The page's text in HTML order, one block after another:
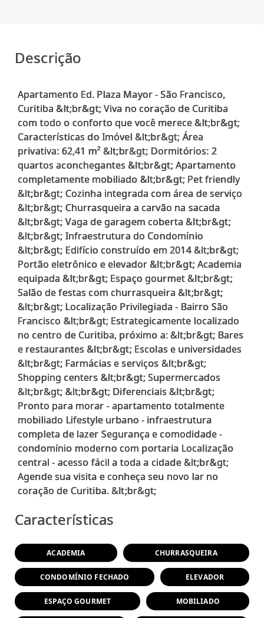
Descrição
Apartamento Ed. Plaza Mayor - São Francisco,
Curitiba &lt;br&gt; Viva no coração de Curitiba
com todo o conforto que você merece &lt;br&gt;
Características do Imóvel &lt;br&gt; Área
privativa: 62,41 m² &lt;br&gt; Dormitórios: 2
quartos aconchegantes &lt;br&gt; Apartamento
completamente mobiliado &lt;br&gt; Pet friendly
&lt;br&gt; Cozinha integrada com área de serviço
&lt;br&gt; Churrasqueira a carvão na sacada
&lt;br&gt; Vaga de garagem coberta &lt;br&gt;
&lt;br&gt; Infraestrutura do Condomínio
&lt;br&gt; Edifício construído em 2014 &lt;br&gt;
Portão eletrônico e elevador &lt;br&gt; Academia
equipada &lt;br&gt; Espaço gourmet &lt;br&gt;
Salão de festas com churrasqueira &lt;br&gt;
&lt;br&gt; Localização Privilegiada - Bairro São
Francisco &lt;br&gt; Estrategicamente localizado
no centro de Curitiba, próximo a: &lt;br&gt; Bares
e restaurantes &lt;br&gt; Escolas e universidades
&lt;br&gt; Farmácias e serviços &lt;br&gt;
Shopping centers &lt;br&gt; Supermercados
&lt;br&gt; &lt;br&gt; Diferenciais &lt;br&gt;
Pronto para morar - apartamento totalmente
mobiliado Lifestyle urbano - infraestrutura
completa de lazer Segurança e comodidade -
condomínio moderno com portaria Localização
central - acesso fácil a toda a cidade &lt;br&gt;
Agende sua visita e conheça seu novo lar no
Características
ACADEMIA CHURRASQUEIRA
CONDOMÍNIO FECHADO ELEVADOR
ESPAÇO GOURMET MOBILIADO